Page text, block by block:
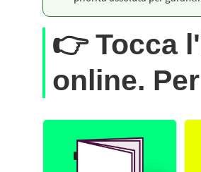
👉 Tocca
online.